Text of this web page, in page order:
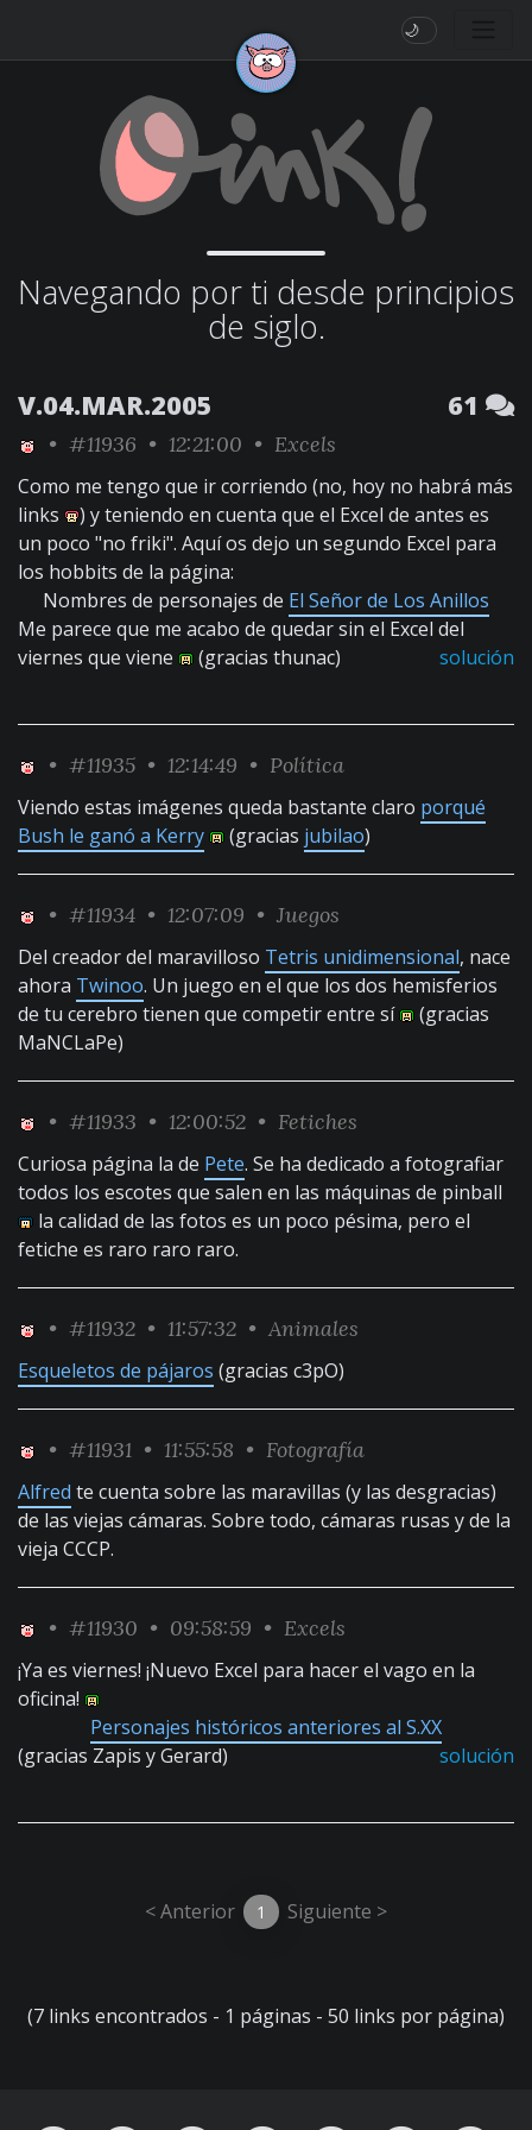
🌙
Navegando por ti desde principios
de siglo.
V.04.MAR.2005 61
• #11936 • 12:21:00 • Excels
Como me tengo que ir corriendo (no, hoy no habrá más
links
) y teniendo en cuenta que el Excel de antes es
un poco "no friki". Aquí os dejo un segundo Excel para
los hobbits de la página:
Nombres de personajes de El Señor de Los Anillos
Me parece que me acabo de quedar sin el Excel del
viernes que viene
(gracias thunac) solución
• #11935 • 12:14:49 • Política
Viendo estas imágenes queda bastante claro porqué
Bush le ganó a Kerry
(gracias jubilao)
• #11934 • 12:07:09 • Juegos
Del creador del maravilloso Tetris unidimensional, nace
ahora Twinoo. Un juego en el que los dos hemisferios
de tu cerebro tienen que competir entre sí
(gracias
MaNCLaPe)
• #11933 • 12:00:52 • Fetiches
Curiosa página la de Pete. Se ha dedicado a fotografiar
todos los escotes que salen en las máquinas de pinball
la calidad de las fotos es un poco pésima, pero el
fetiche es raro raro raro.
• #11932 • 11:57:32 • Animales
Esqueletos de pájaros (gracias c3pO)
• #11931 • 11:55:58 • Fotografía
Alfred te cuenta sobre las maravillas (y las desgracias)
de las viejas cámaras. Sobre todo, cámaras rusas y de la
vieja CCCP.
• #11930 • 09:58:59 • Excels
¡Ya es viernes! ¡Nuevo Excel para hacer el vago en la
oficina!
Personajes históricos anteriores al S.XX
(gracias Zapis y Gerard)
solución
< Anterior 1 Siguiente >
(7 links encontrados - 1 páginas - 50 links por página)